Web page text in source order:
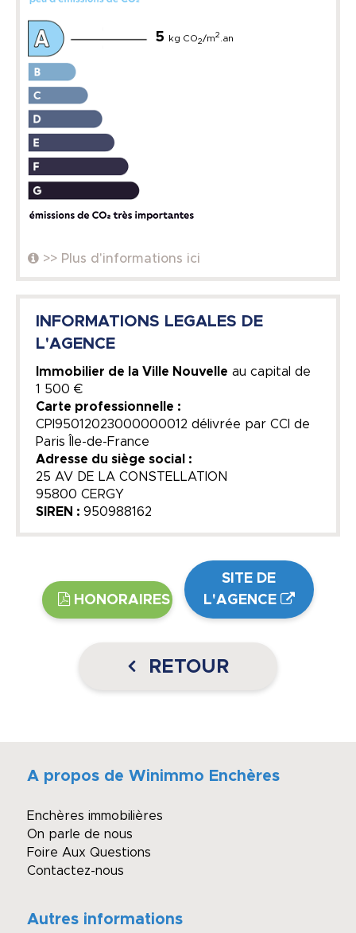
5 kg CO2/m2 .an
>> Plus d'informations ici
INFORMATIONS LEGALES DE
L'AGENCE
Immobilier de la Ville Nouvelle au capital de
1 500 €
Carte professionnelle :
CPI95012023000000012 délivrée par CCI de
Paris Île-de-France
Adresse du siège social :
25 AV DE LA CONSTELLATION
95800 CERGY
SIREN : 950988162
HONORAIRES
SITE DE
L'AGENCE
RETOUR
A propos de Winimmo Enchères
Enchères immobilières
On parle de nous
Foire Aux Questions
Contactez-nous
Autres informations